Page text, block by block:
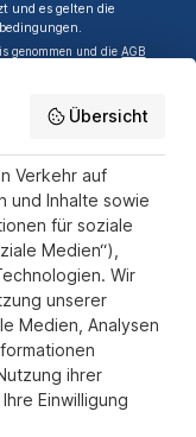
und es gelten die
.
genommen und dieAGB
in Marl ist
aus Glas und
herausragender
und
zu werden. Wir
Moments und bieten
Übersicht
Verkehr auf
und Inhalte sowie
für soziale
Medien“),
Wir
unserer
Medien, Analysen
ihrer
Einwilligung